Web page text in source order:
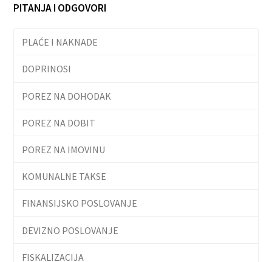
PITANJA I ODGOVORI
PLAĆE I NAKNADE
DOPRINOSI
POREZ NA DOHODAK
POREZ NA DOBIT
POREZ NA IMOVINU
KOMUNALNE TAKSE
FINANSIJSKO POSLOVANJE
DEVIZNO POSLOVANJE
FISKALIZACIJA